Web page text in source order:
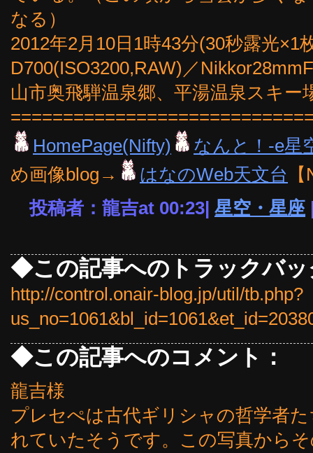
なる）
2012年2月10日1時43分(30秒露光×1
D700(ISO3200,RAW)／
山市奥飛騨温泉郷、平湯温泉スキー
HomePage(Nifty)
なんと！-e星
め画像blog→
はなのWeb天文台
投稿者：龍吉at 00:23| 星空・星座
◆この記事へのトラックバッ
http://control.onair-blog.jp/util/tb.php?
◆この記事へのコメント：
龍吉様
プレセぺは古代ギリシャの哲学者
れていたそうです。この写真から